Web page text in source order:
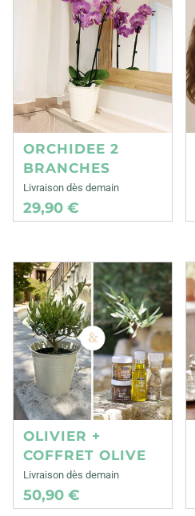
ORCHIDEE 2
BRANCHES
Livraison dès demain
29,90 €
OLIVIER +
COFFRET OLIVE
Livraison dès demain
50,90 €